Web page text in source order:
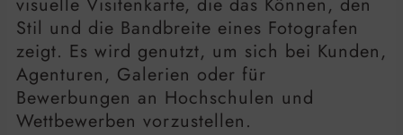
Stil und die Bandbreite eines Fotografen
zeigt. Es wird genutzt, um sich bei Kunden,
Agenturen, Galerien oder für
Bewerbungen an Hochschulen und
Wettbewerben vorzustellen.